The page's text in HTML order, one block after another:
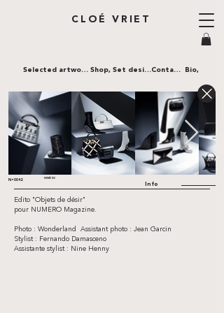
CLOÉ VRIET
Contact,
Selected artworks, Shop, Set design, Bio,
N•0042 NUMÉRO
Info
Edito "Objets de désir"
pour NUMERO Magazine.
Photo : Wonderland Assistant photo : Jean Garcin
Stylist : Fernando Damasceno
Assistante stylist : Nine Henny